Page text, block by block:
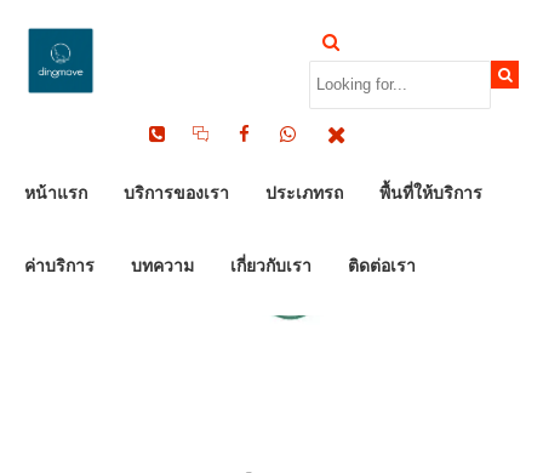
หน้าแรก บริการของเรา ประเภทรถ พื้นที่ให้บริการ
ค่าบริการ บทความ เกี่ยวกับเรา ติดต่อเรา